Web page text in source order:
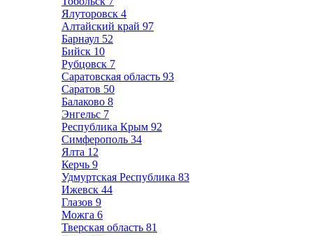
Ялуторовск 4
Алтайский край 97
Барнаул 52
Бийск 10
Рубцовск 7
Саратовская область 93
Саратов 50
Балаково 8
Энгельс 7
Республика Крым 92
Симферополь 34
Ялта 12
Керчь 9
Удмуртская Республика 83
Ижевск 44
Глазов 9
Можга 6
Тверская область 81